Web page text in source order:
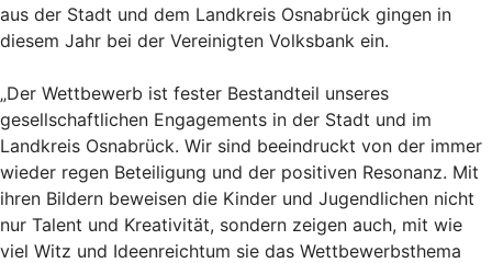
aus der Stadt und dem Landkreis Osnabrück gingen in
diesem Jahr bei der Vereinigten Volksbank ein.
„Der Wettbewerb ist fester Bestandteil unseres
gesellschaftlichen Engagements in der Stadt und im
Landkreis Osnabrück. Wir sind beeindruckt von der immer
wieder regen Beteiligung und der positiven Resonanz. Mit
ihren Bildern beweisen die Kinder und Jugendlichen nicht
nur Talent und Kreativität, sondern zeigen auch, mit wie
viel Witz und Ideenreichtum sie das Wettbewerbsthema